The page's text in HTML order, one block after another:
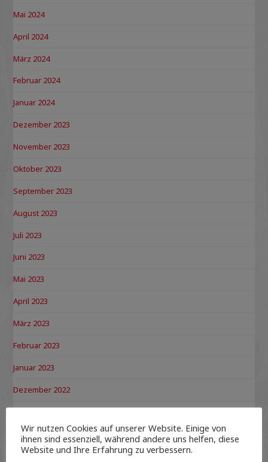
Mai 2024
April 2024
März 2024
Februar 2024
Januar 2024
Dezember 2023
November 2023
Oktober 2023
September 2023
August 2023
Juli 2023
Juni 2023
Mai 2023
April 2023
März 2023
Februar 2023
Januar 2023
Dezember 2022
Oktober 2022
September 2022
Wir nutzen Cookies auf unserer Website. Einige von
ihnen sind essenziell, während andere uns helfen, diese
Website und Ihre Erfahrung zu verbessern.